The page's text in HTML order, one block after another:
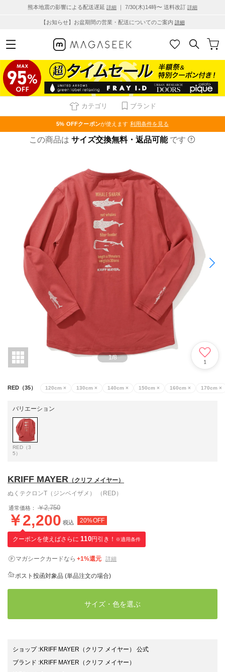
熊本地震の影響による配送遅延 詳細 ｜ 7/30(木)14時〜 送料改訂 詳細
【お知らせ】お盆期間の営業・配送についてのご案内 詳細
カテゴリ ブランド
5% OFFクーポンが使えます 利用条件を見る
この商品は サイズ交換無料・返品可能 です
1/8
1
RED（35） 120cm × 130cm × 140cm × 150cm × 160cm × 170cm ×
バリエーション
RED（3
5）
KRIFF MAYER （クリフ メイヤー）
ぬくテクロンT（ジンベイザメ） （RED）
通常価格： ￥2,750
￥2,200 税込 20%OFF
クーポンを使えばさらに 110円引き！ ※適用条件
マガシークカードなら +1%還元 詳細
ポスト投函対象品 (単品注文の場合)
サイズ・色を選ぶ
ショップ:KRIFF MAYER（クリフ メイヤー） 公式
ブランド :KRIFF MAYER （クリフ メイヤー）